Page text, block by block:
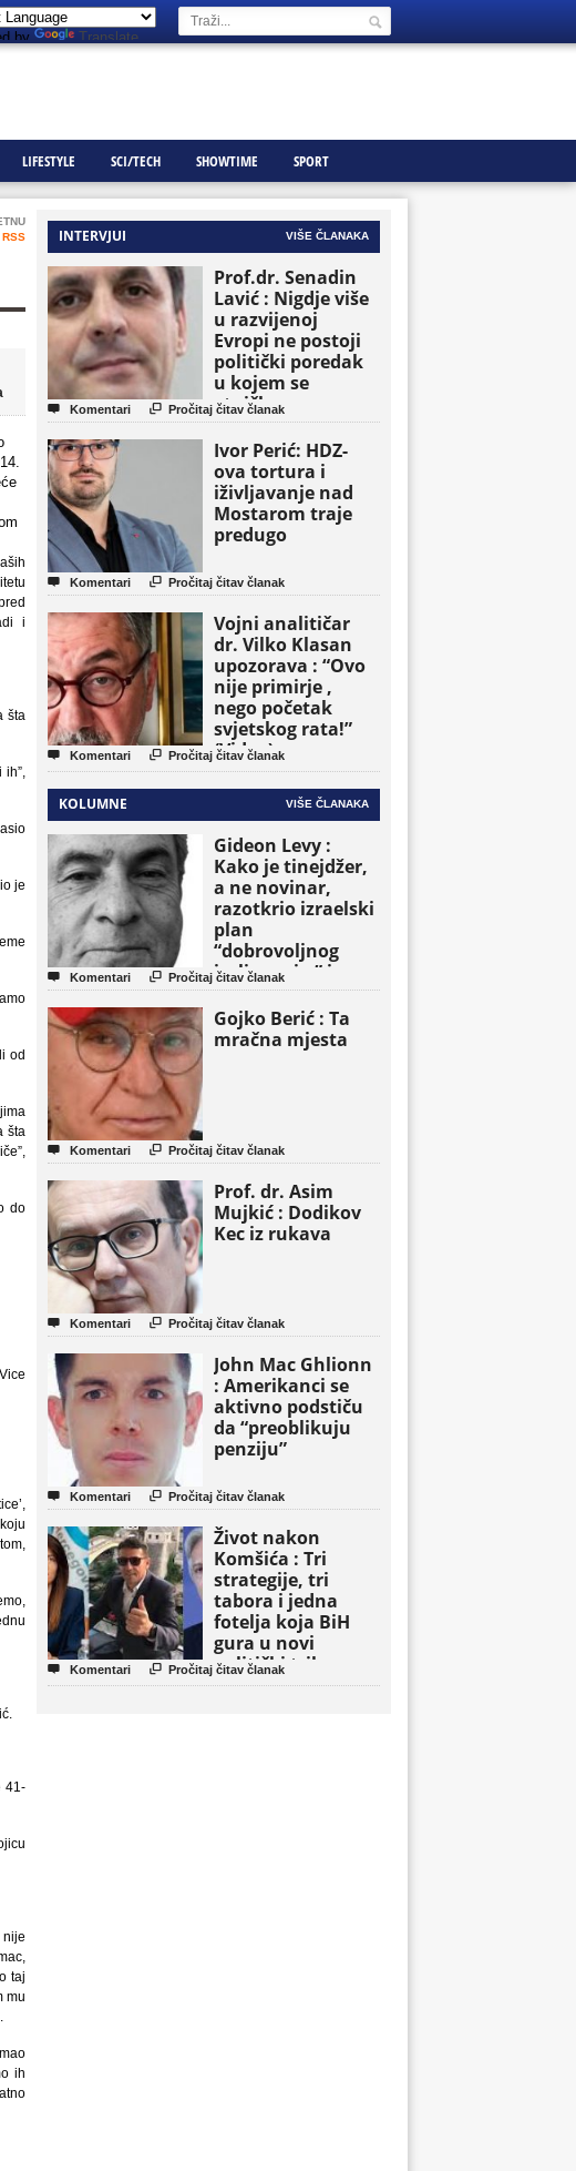
by Translate
LIFESTYLE SCI/TECH SHOWTIME SPORT
RSS
i
šta
ih”,
je
od
šta
do
41-
nije
taj
mu
ih
INTERVJUI VIŠE ČLANAKA
Prof.dr. Senadin
Lavić : Nigdje više
u razvijenoj
Evropi ne postoji
politički poredak
u kojem se
etničke grupe
pojavljuju kao
osnovne političke
jedinice
 Komentari  Pročitaj čitav članak
Ivor Perić: HDZ-
ova tortura i
iživljavanje nad
Mostarom traje
predugo
 Komentari  Pročitaj čitav članak
Vojni analitičar
dr. Vilko Klasan
upozorava : “Ovo
nije primirje ,
nego početak
svjetskog rata!”
(Video)
 Komentari  Pročitaj čitav članak
KOLUMNE VIŠE ČLANAKA
Gideon Levy :
Kako je tinejdžer,
a ne novinar,
razotkrio izraelski
plan
“dobrovoljnog
iseljavanja ” iz
Gaze
 Komentari  Pročitaj čitav članak
Gojko Berić : Ta
mračna mjesta
 Komentari  Pročitaj čitav članak
Prof. dr. Asim
Mujkić : Dodikov
Kec iz rukava
 Komentari  Pročitaj čitav članak
John Mac Ghlionn
: Amerikanci se
aktivno podstiču
da “preoblikuju
penziju”
 Komentari  Pročitaj čitav članak
Život nakon
Komšića : Tri
strategije, tri
tabora i jedna
fotelja koja BiH
gura u novi
politički triler
 Komentari  Pročitaj čitav članak